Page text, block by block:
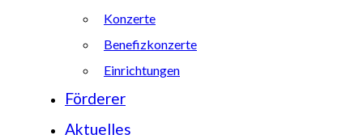
Konzerte
Benefizkonzerte
Einrichtungen
Förderer
Aktuelles